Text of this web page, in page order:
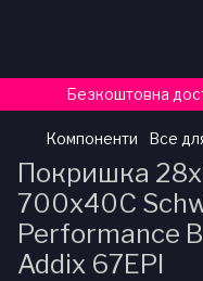
Безкоштовна
Компоненти Все
Покришка
700x40C
Performance
Addix 67EPI